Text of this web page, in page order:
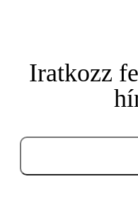
Iratkozz